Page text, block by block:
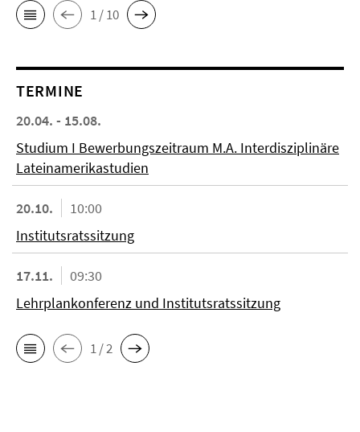
1 / 10
TERMINE
20.04. - 15.08.
Studium I Bewerbungszeitraum M.A. Interdisziplinäre
Lateinamerikastudien
20.10.
10:00
Institutsratssitzung
17.11.
09:30
Lehrplankonferenz und Institutsratssitzung
1 / 2